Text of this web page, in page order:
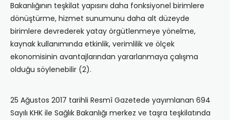
Bakanlığının teşkilat yapısını daha fonksiyonel birimlere
dönüştürme, hizmet sunumunu daha alt düzeyde
birimlere devrederek yatay örgütlenmeye yönelme,
kaynak kullanımında etkinlik, verimlilik ve ölçek
ekonomisinin avantajlarından yararlanmaya çalışma
olduğu söylenebilir (2).
25 Ağustos 2017 tarihli Resmî Gazetede yayımlanan 694
Sayılı KHK ile Sağlık Bakanlığı merkez ve taşra teşkilatında